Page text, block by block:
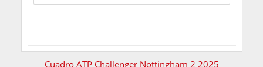
Cuadro ATP Challenger Nottingham 2 2025